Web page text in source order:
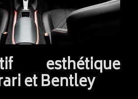
esthétique
et Bentley